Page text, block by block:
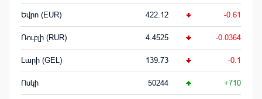
Եվրո (EUR) 422.12 -0.61
Ռուբլի (RUR) 4.4525 -0.0364
Լարի (GEL) 139.73 -0.1
Ոսկի 50244 +710